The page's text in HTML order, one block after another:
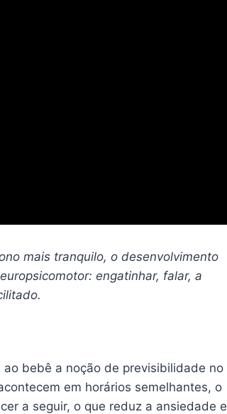
mais tranquilo, o desenvolvimento
engatinhar, falar, a
bebê a noção de previsibilidade no
em horários semelhantes, o
a seguir, o que reduz a ansiedade e